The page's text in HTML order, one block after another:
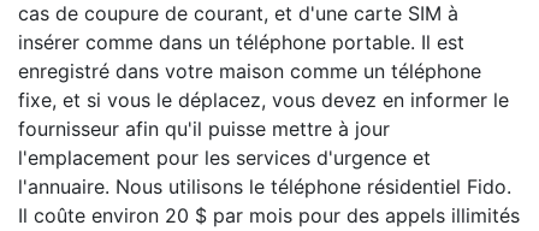
cas de coupure de courant, et d'une carte SIM à
insérer comme dans un téléphone portable. Il est
enregistré dans votre maison comme un téléphone
fixe, et si vous le déplacez, vous devez en informer le
fournisseur afin qu'il puisse mettre à jour
l'emplacement pour les services d'urgence et
l'annuaire. Nous utilisons le téléphone résidentiel Fido.
Il coûte environ 20 $ par mois pour des appels illimités